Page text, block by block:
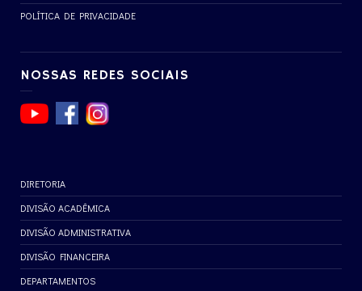
POLÍTICA DE PRIVACIDADE
NOSSAS REDES SOCIAIS
DIRETORIA
DIVISÃO ACADÊMICA
DIVISÃO ADMINISTRATIVA
DIVISÃO FINANCEIRA
DEPARTAMENTOS